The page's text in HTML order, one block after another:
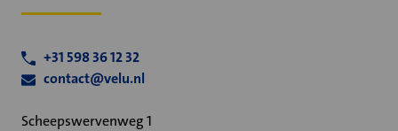
+31 598 36 12 32
contact@velu.nl
Scheepswervenweg 1